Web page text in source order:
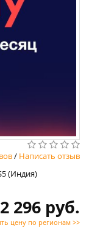
/ Написать отзыв
(Индия)
2 296 руб.
цену по регионам >>